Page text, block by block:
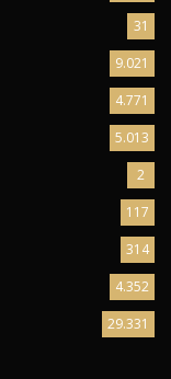
31
9.021
4.771
5.013
2
117
314
4.352
29.331